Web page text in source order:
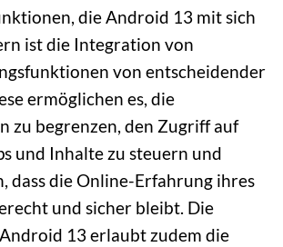
die Android 13 mit sich
ist die Integration von
von entscheidender
ermöglichen es, die
zu begrenzen, den Zugriff auf
und Inhalte zu steuern und
dass die Online-Erfahrung ihres
und sicher bleibt. Die
13 erlaubt zudem die